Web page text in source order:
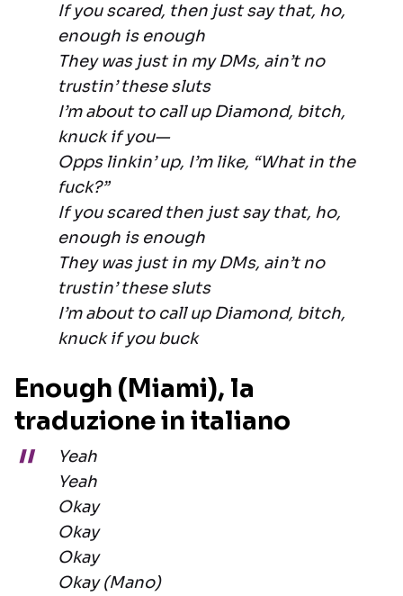
If you scared, then just say that, ho,
enough is enough
They was just in my DMs, ain’t no
trustin’ these sluts
I’m about to call up Diamond, bitch,
knuck if you—
Opps linkin’ up, I’m like, “What in the
fuck?”
If you scared then just say that, ho,
enough is enough
They was just in my DMs, ain’t no
trustin’ these sluts
I’m about to call up Diamond, bitch,
knuck if you buck
Enough (Miami), la
traduzione in italiano
Yeah
Yeah
Okay
Okay
Okay
Okay (Mano)